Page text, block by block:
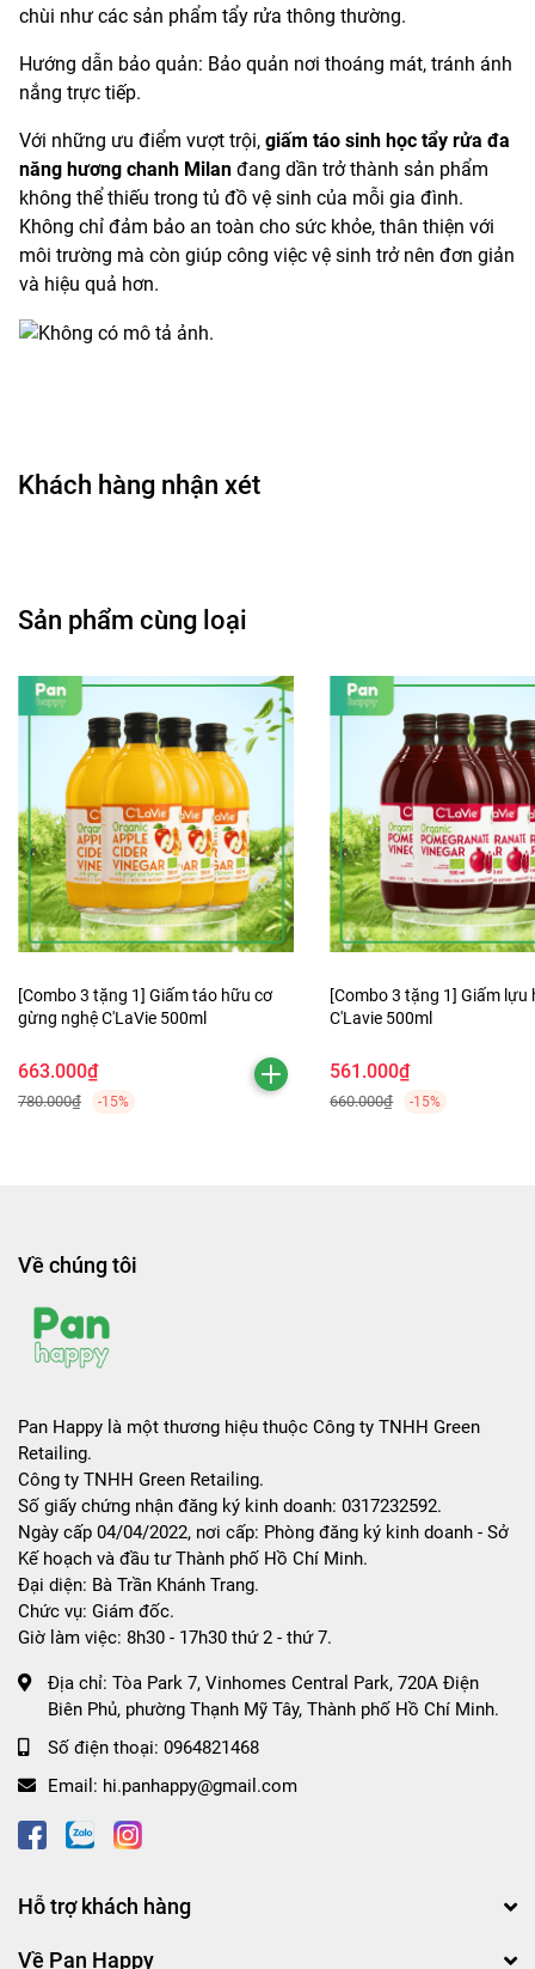
chùi như các sản phẩm tẩy rửa thông thường.
Hướng dẫn bảo quản: Bảo quản nơi thoáng mát, tránh ánh
nắng trực tiếp.
Với những ưu điểm vượt trội, giấm táo sinh học tẩy rửa đa
năng hương chanh Milan đang dần trở thành sản phẩm
không thể thiếu trong tủ đồ vệ sinh của mỗi gia đình.
Không chỉ đảm bảo an toàn cho sức khỏe, thân thiện với
môi trường mà còn giúp công việc vệ sinh trở nên đơn giản
và hiệu quả hơn.
Khách hàng nhận xét
Sản phẩm cùng loại
[Combo 3 tặng 1] Giấm táo hữu cơ
gừng nghệ C'LaVie 500ml
663.000₫
780.000₫ -15%
[Combo 3 tặng 1] Giấm lựu
C'Lavie 500ml
561.000₫
660.000₫ -15%
Về chúng tôi
Pan Happy là một thương hiệu thuộc Công ty TNHH Green
Retailing.
Công ty TNHH Green Retailing.
Số giấy chứng nhận đăng ký kinh doanh: 0317232592.
Ngày cấp 04/04/2022, nơi cấp: Phòng đăng ký kinh doanh - Sở
Kế hoạch và đầu tư Thành phố Hồ Chí Minh.
Đại diện: Bà Trần Khánh Trang.
Chức vụ: Giám đốc.
Giờ làm việc: 8h30 - 17h30 thứ 2 - thứ 7.
Địa chỉ: Tòa Park 7, Vinhomes Central Park, 720A Điện
Biên Phủ, phường Thạnh Mỹ Tây, Thành phố Hồ Chí Minh.
Số điện thoại: 0964821468
Email: hi.panhappy@gmail.com
Hỗ trợ khách hàng
Về Pan Happy